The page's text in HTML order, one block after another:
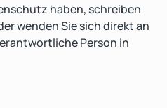
haben, schreiben
wenden Sie sich direkt an
Person in